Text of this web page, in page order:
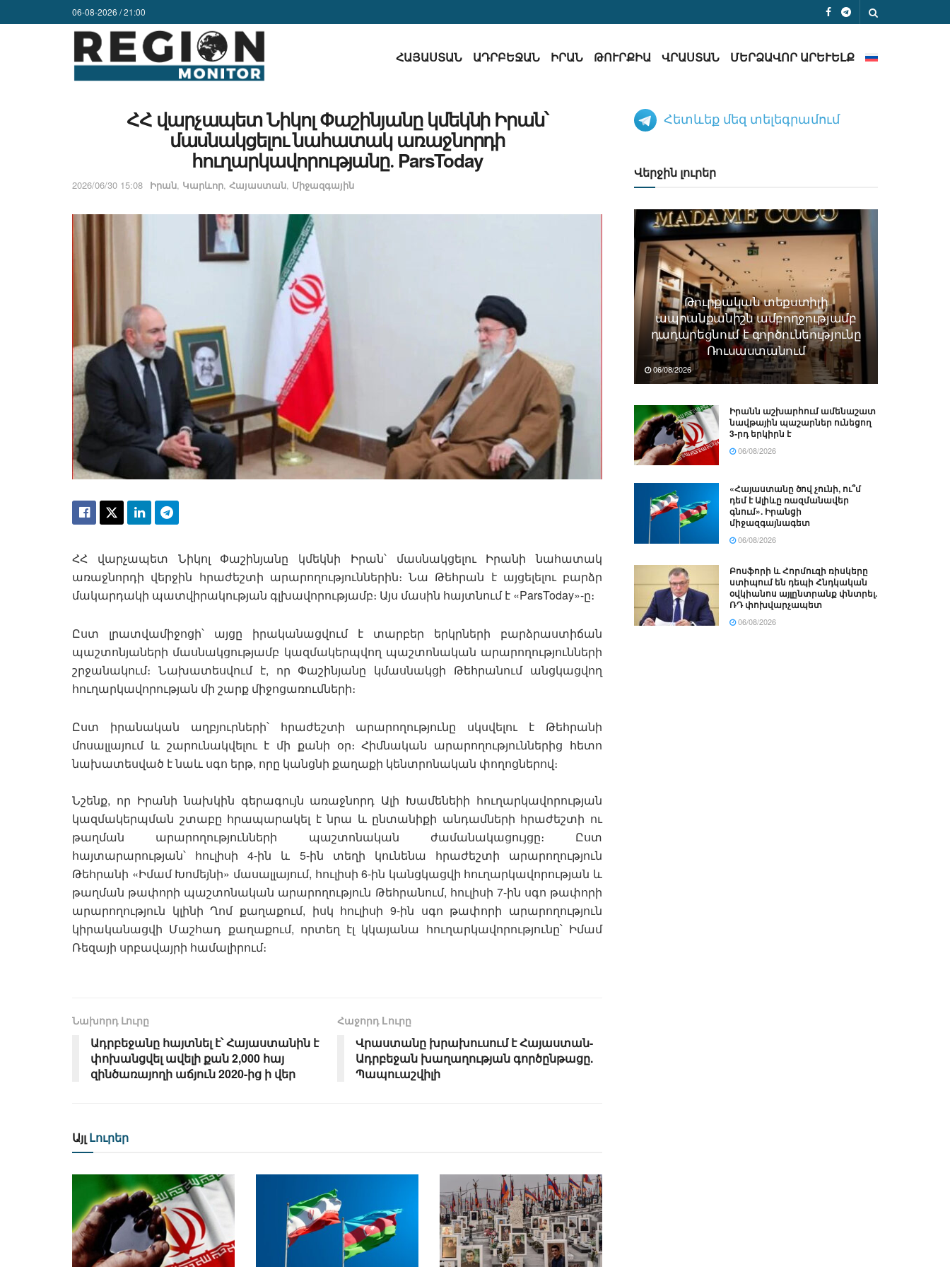
06-08-2026 / 21:00
ՀԱՅԱՍՏԱՆ ԱԴՐԲԵՋԱՆ ԻՐԱՆ ԹՈՒՐՔԻԱ ՎՐԱՍՏԱՆ ՄԵՐՁԱՎՈՐ ԱՐԵՒԵԼՔ
ՀՀ վարչապետ Նիկոլ Փաշինյանը կմեկնի Իրան՝
մասնակցելու նահատակ առաջնորդի
հուղարկավորությանը․ ParsToday
2026/06/30 15:08 Իրան, Կարևոր, Հայաստան, Միջազգային
ՀՀ վարչապետ Նիկոլ Փաշինյանը կմեկնի Իրան՝ մասնակցելու Իրանի նահատակ
առաջնորդի վերջին հրաժեշտի արարողություններին։ Նա Թեհրան է այցելելու բարձր
մակարդակի պատվիրակության գլխավորությամբ։ Այս մասին հայտնում է «ParsToday»-ը։
Ըստ լրատվամիջոցի՝ այցը իրականացվում է տարբեր երկրների բարձրաստիճան
պաշտոնյաների մասնակցությամբ կազմակերպվող պաշտոնական արարողությունների
շրջանակում։ Նախատեսվում է, որ Փաշինյանը կմասնակցի Թեհրանում անցկացվող
հուղարկավորության մի շարք միջոցառումների։
Ըստ իրանական աղբյուրների՝ հրաժեշտի արարողությունը սկսվելու է Թեհրանի
մոսալլայում և շարունակվելու է մի քանի օր։ Հիմնական արարողություններից հետո
նախատեսված է նաև սգո երթ, որը կանցնի քաղաքի կենտրոնական փողոցներով։
Նշենք, որ Իրանի նախկին գերագույն առաջնորդ Ալի Խամենեիի հուղարկավորության
կազմակերպման շտաբը հրապարակել է նրա և ընտանիքի անդամների հրաժեշտի ու
թաղման արարողությունների պաշտոնական ժամանակացույցը։ Ըստ
հայտարարության՝ հուլիսի 4-ին և 5-ին տեղի կունենա հրաժեշտի արարողություն
Թեհրանի «Իմամ Խոմեյնի» մասալլայում, հուլիսի 6-ին կանցկացվի հուղարկավորության և
թաղման թափորի պաշտոնական արարողություն Թեհրանում, հուլիսի 7-ին սգո թափորի
արարողություն կլինի Ղոմ քաղաքում, իսկ հուլիսի 9-ին սգո թափորի արարողություն
կիրականացվի Մաշհադ քաղաքում, որտեղ էլ կկայանա հուղարկավորությունը՝ Իմամ
Ռեզայի սրբավայրի համալիրում։
Նախորդ Լուրը
Ադրբեջանը հայտնել է՝ Հայաստանին է
փոխանցվել ավելի քան 2,000 հայ
զինծառայողի աճյուն 2020-ից ի վեր
Հաջորդ Lուրը
Վրաստանը խրախուսում է Հայաստան-
Ադրբեջան խաղաղության գործընթացը.
Պապուաշվիլի
Այլ Լուրեր
Հետևեք մեզ տելեգրամում
Վերջին լուրեր
Թուրքական տեքստիլի
ապրանքանիշն ամբողջությամբ
դադարեցնում է գործունեությունը
Ռուսաստանում
06/08/2026
Իրանն աշխարհում ամենաշատ
նավթային պաշարներ ունեցող
3-րդ երկիրն է
06/08/2026
«Հայաստանը ծով չունի, ու՞մ
դեմ է Ալիևը ռազմանավեր
գնում». Իրանցի
միջազգայնագետ
06/08/2026
Բոսֆորի և Հորմուզի ռիսկերը
ստիպում են դեպի Հնդկական
օվկիանոս այլընտրանք փնտրել.
ՌԴ փոխվարչապետ
06/08/2026